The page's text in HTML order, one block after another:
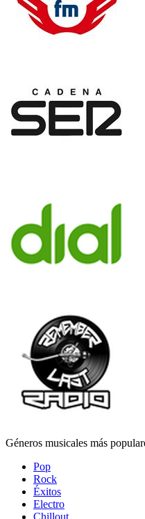
Géneros musicales más
Pop
Rock
Éxitos
Electro